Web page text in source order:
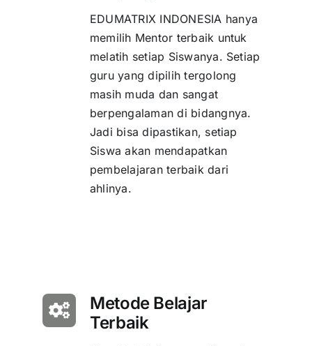
EDUMATRIX INDONESIA hanya
memilih Mentor terbaik untuk
melatih setiap Siswanya. Setiap
guru yang dipilih tergolong
masih muda dan sangat
berpengalaman di bidangnya.
Jadi bisa dipastikan, setiap
Siswa akan mendapatkan
pembelajaran terbaik dari
ahlinya.
Metode Belajar
Terbaik